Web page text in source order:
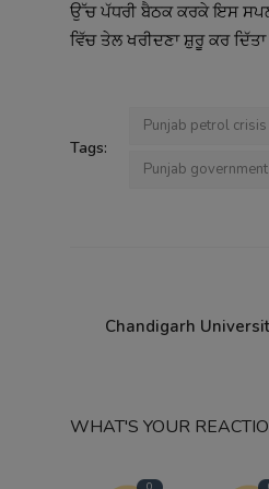
ਉੱਚ ਪੱਧਰੀ ਬੈਠਕ ਕਰਕੇ ਇਸ
ਵਿੱਚ ਤੇਲ ਖਰੀਦਣਾ ਸ਼ੁਰੂ ਕਰ
Tags:
Punjab petrol crisis
Punjab
Chandigarh
WHAT'S YOUR